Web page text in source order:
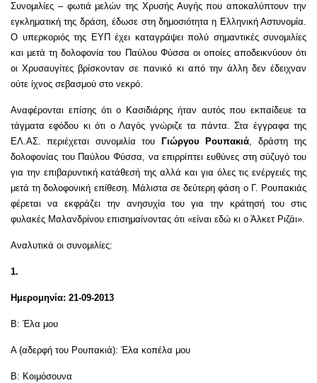
Συνομιλίες – φωτιά μελών της Χρυσής Αυγής που αποκαλύπτουν την
εγκληματική της δράση, έδωσε στη δημοσιότητα η Ελληνική Αστυνομία.
Ο υπερκοριός της ΕΥΠ έχει καταγράψει πολύ σημαντικές συνομιλίες
και μετά τη δολοφονία του Παύλου Φύσσα οι οποίες αποδεικνύουν ότι
οι Χρυσαυγίτες βρίσκονταν σε πανικό κι από την άλλη δεν έδειχναν
ούτε ίχνος σεβασμού στο νεκρό.
Αναφέρονται επίσης ότι ο Κασιδιάρης ήταν αυτός που εκπαίδευε τα
τάγματα εφόδου κι ότι ο Λαγός γνώριζε τα πάντα. Στα έγγραφα της
ΕΛ.ΑΣ. περιέχεται συνομιλία του
Γιώργου Ρουπακιά, δράστη της
δολοφονίας του Παύλου Φύσσα, να επιρρίπτει ευθύνες στη σύζυγό του
για την επιβαρυντική κατάθεσή της αλλά και για όλες τις ενέργειές της
μετά τη δολοφονική επίθεση. Μάλιστα σε δεύτερη φάση ο Γ. Ρουπακιάς
φέρεται να εκφράζει την ανησυχία του για την κράτησή του στις
φυλακές Μαλανδρίνου επισημαίνοντας ότι «είναι εδώ κι ο Άλκετ Ριζάι».
Αναλυτικά οι συνομιλίες:
1.
Ημερομηνία: 21-09-2013
Β: Έλα μου
Α (αδερφή του Ρουπακιά): Έλα κοπέλα μου
Β: Κοιμόσουνα